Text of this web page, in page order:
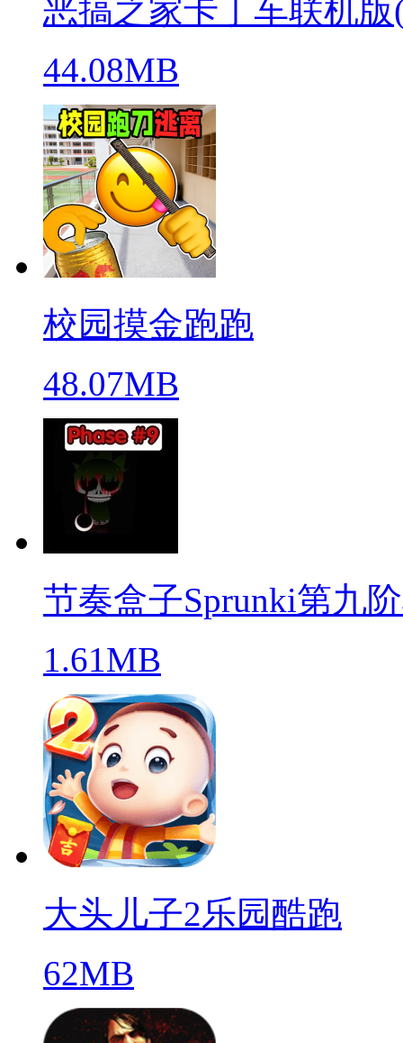
恶搞之家卡丁车联机版
44.08MB
校园摸金跑跑
48.07MB
节奏盒子Sprunki第九
1.61MB
大头儿子2乐园酷跑
62MB